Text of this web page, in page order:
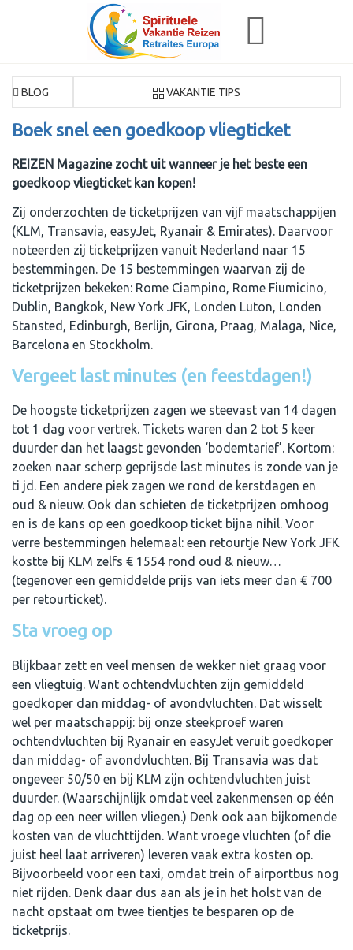
BLOG VAKANTIE TIPS
Boek snel een goedkoop vliegticket
REIZEN Magazine zocht uit wanneer je het beste een
goedkoop vliegticket kan kopen!
Zij onderzochten de ticketprijzen van vijf maatschappijen
(KLM, Transavia, easyJet, Ryanair & Emirates). Daarvoor
noteerden zij ticketprijzen vanuit Nederland naar 15
bestemmingen. De 15 bestemmingen waarvan zij de
ticketprijzen bekeken: Rome Ciampino, Rome Fiumicino,
Dublin, Bangkok, New York JFK, Londen Luton, Londen
Stansted, Edinburgh, Berlijn, Girona, Praag, Malaga, Nice,
Barcelona en Stockholm.
Vergeet last minutes (en feestdagen!)
De hoogste ticketprijzen zagen we steevast van 14 dagen
tot 1 dag voor vertrek. Tickets waren dan 2 tot 5 keer
duurder dan het laagst gevonden ‘bodemtarief’. Kortom:
zoeken naar scherp geprijsde last minutes is zonde van je
ti jd. Een andere piek zagen we rond de kerstdagen en
oud & nieuw. Ook dan schieten de ticketprijzen omhoog
en is de kans op een goedkoop ticket bijna nihil. Voor
verre bestemmingen helemaal: een retourtje New York JFK
kostte bij KLM zelfs € 1554 rond oud & nieuw…
(tegenover een gemiddelde prijs van iets meer dan € 700
per retourticket).
Sta vroeg op
Blijkbaar zett en veel mensen de wekker niet graag voor
een vliegtuig. Want ochtendvluchten zijn gemiddeld
goedkoper dan middag- of avondvluchten. Dat wisselt
wel per maatschappij: bij onze steekproef waren
ochtendvluchten bij Ryanair en easyJet veruit goedkoper
dan middag- of avondvluchten. Bij Transavia was dat
ongeveer 50/50 en bij KLM zijn ochtendvluchten juist
duurder. (Waarschijnlijk omdat veel zakenmensen op één
dag op een neer willen vliegen.) Denk ook aan bijkomende
kosten van de vluchttijden. Want vroege vluchten (of die
juist heel laat arriveren) leveren vaak extra kosten op.
Bijvoorbeeld voor een taxi, omdat trein of airportbus nog
niet rijden. Denk daar dus aan als je in het holst van de
nacht opstaat om twee tientjes te besparen op de
ticketprijs.